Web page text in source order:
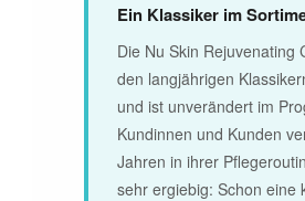
Ein Klassiker im
Die Nu Skin Rejuvenating
den langjährigen
und ist unverändert im
Kundinnen und Kunden
Jahren in ihrer
sehr ergiebig: Schon eine